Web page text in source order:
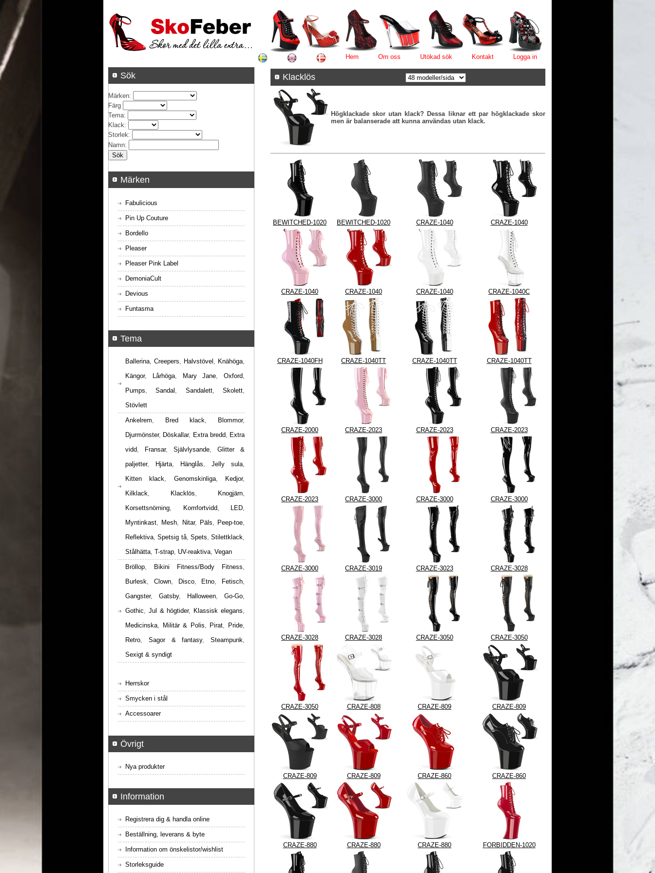
Hem Om oss Utökad sök Kontakt Logga in
Klacklös
Högklackade skor utan klack? Dessa liknar ett par högklackade skor
men är balanserade att kunna användas utan klack.
BEWITCHED-1020 BEWITCHED-1020 CRAZE-1040 CRAZE-1040
CRAZE-1040 CRAZE-1040 CRAZE-1040 CRAZE-1040C
CRAZE-1040FH CRAZE-1040TT CRAZE-1040TT CRAZE-1040TT
CRAZE-2000 CRAZE-2023 CRAZE-2023 CRAZE-2023
CRAZE-2023 CRAZE-3000 CRAZE-3000 CRAZE-3000
CRAZE-3000 CRAZE-3019 CRAZE-3023 CRAZE-3028
CRAZE-3028 CRAZE-3028 CRAZE-3050 CRAZE-3050
CRAZE-3050 CRAZE-808 CRAZE-809 CRAZE-809
CRAZE-809 CRAZE-809 CRAZE-860 CRAZE-860
CRAZE-880 CRAZE-880 CRAZE-880 FORBIDDEN-1020
Sök
Märken:
Färg
Tema:
Klack:
Storlek:
Namn:
Märken
Fabulicious
Pin Up Couture
Bordello
Pleaser
Pleaser Pink Label
DemoniaCult
Devious
Funtasma
Tema
Ballerina, Creepers, Halvstövel , Knähöga,
Kängor, Lårhöga, Mary Jane, Oxford,
Pumps,Sandal , Sandalett,Skolett,
Stövlett
Ankelrem, Bred klack, Blommor,
Djurmönster, Döskallar, Extra bredd, Extra
vidd, Fransar, Självlysande, Glitter &
paljetter, Hjärta, Hänglås, Jelly sula,
Kitten klack, Genomskinliga, Kedjor,
Kilklack, Klacklös, Knogjärn,
Korsettsnörning, Komfortvidd, LED,
Myntinkast, Mesh, Nitar, Päls, Peep-toe,
Reflektiva,Spetsig tå, Spets, Stilettklack,
Stålhätta, T-strap, UV-reaktiva, Vegan
Bröllop, Bikini Fitness/Body Fitness,
Burlesk, Clown, Disco, Etno, Fetisch,
Gangster, Gatsby, Halloween, Go-Go,
Gothic, Jul & högtider, Klassisk elegans,
Medicinska, Militär & Polis, Pirat, Pride,
Retro, Sagor & fantasy, Steampunk,
Sexigt & syndigt
Herrskor
Smycken i stål
Accessoarer
Övrigt
Nya produkter
Information
Registrera dig & handla online
Beställning, leverans & byte
Information om önskelistor/wishlist
Storleksguide